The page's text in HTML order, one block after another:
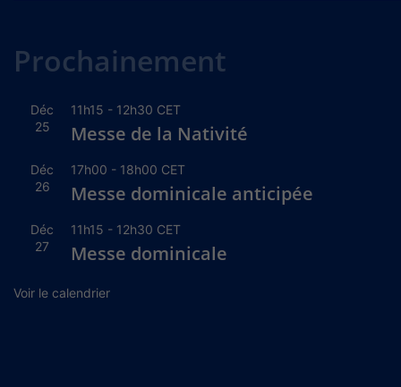
Prochainement
Déc
25
11h15 - 12h30 CET
Messe de la Nativité
Déc
26
17h00 - 18h00 CET
Messe dominicale anticipée
Déc
27
11h15 - 12h30 CET
Messe dominicale
Voir le calendrier